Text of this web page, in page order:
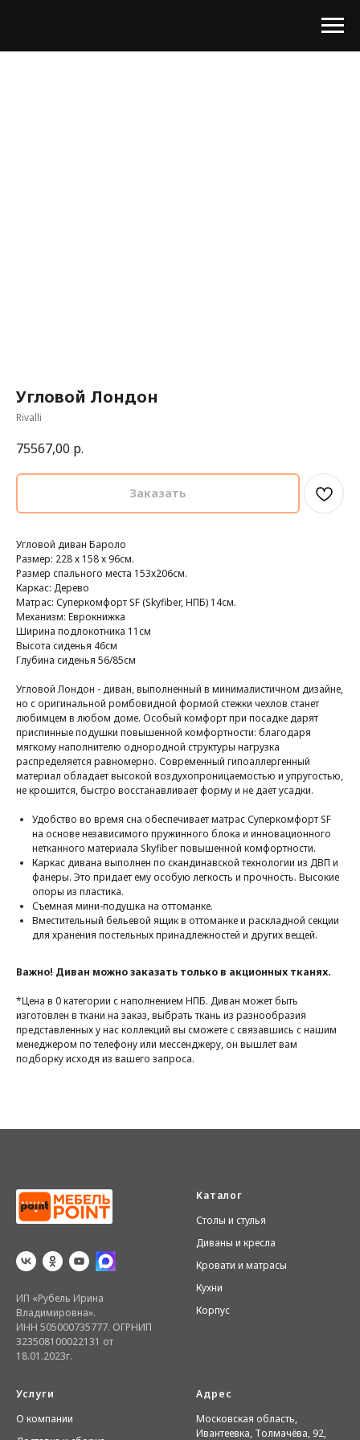
Угловой Лондон
Rivalli
75567,00 р.
Заказать
Угловой диван Бароло
Размер: 228 х 158 х 96см.
Размер спального места 153х206см.
Каркас: Дерево
Матрас: Суперкомфорт SF (Skyfiber, НПБ) 14см.
Механизм: Еврокнижка
Ширина подлокотника 11см
Высота сиденья 46см
Глубина сиденья 56/85см
Угловой Лондон - диван, выполненный в минималистичном дизайне,
но с оригинальной ромбовидной формой стежки чехлов станет
любимцем в любом доме. Особый комфорт при посадке дарят
приспинные подушки повышенной комфортности: благодаря
мягкому наполнителю однородной структуры нагрузка
распределяется равномерно. Современный гипоаллергенный
материал обладает высокой воздухопроницаемостью и упругостью,
не крошится, быстро восстанавливает форму и не дает усадки.
Удобство во время сна обеспечивает матрас Суперкомфорт SF
на основе независимого пружинного блока и инновационного
нетканного материала Skyfiber повышенной комфортности.
Каркас дивана выполнен по скандинавской технологии из ДВП и
фанеры. Это придает ему особую легкость и прочность. Высокие
опоры из пластика.
Съемная мини-подушка на оттоманке.
Вместительный бельевой ящик в оттоманке и раскладной секции
для хранения постельных принадлежностей и других вещей.
Важно! Диван можно заказать только в акционных тканях.
*Цена в 0 категории с наполнением НПБ. Диван может быть
изготовлен в ткани на заказ, выбрать ткань из разнообразия
представленных у нас коллекций вы сможете с связавшись с нашим
менеджером по телефону или мессенджеру, он вышлет вам
подборку исходя из вашего запроса.
ИП «Рубель Ирина
Владимировна».
ИНН 505000735777. ОГРНИП
323508100022131 от
18.01.2023г.
Каталог
Столы и стулья
Диваны и кресла
Кровати и матрасы
Кухни
Корпус
Услуги
О компании
Адрес
Московская область,
Ивантеевка, Толмачёва, 92,